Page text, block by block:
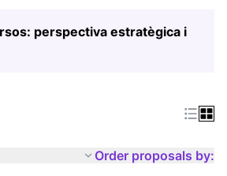
perspectiva estratègica i
Order proposals by: